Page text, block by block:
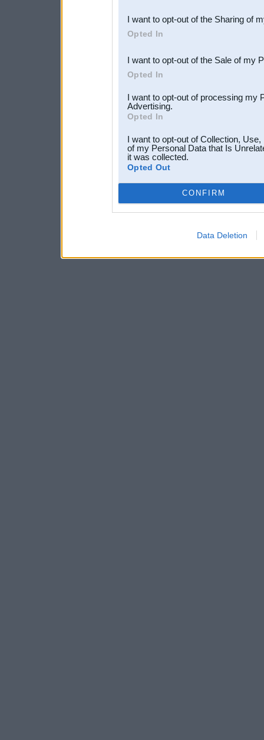
Downstream Participants
third parties.
I want to opt-out of the Sharing of
Opted In
I want to opt-out of the Sale of my
Opted In
I want to opt-out of processing my
Advertising.
Opted In
I want to opt-out of Collection,
of my Personal Data that Is
it was collected.
Opted Out
CONFIRM
Data Deletion